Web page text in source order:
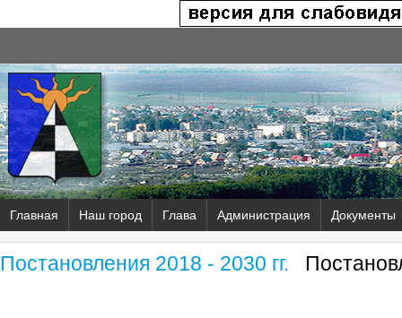
Главная Наш город Глава Администрация Документы
Постановления 2018 - 2030 гг.